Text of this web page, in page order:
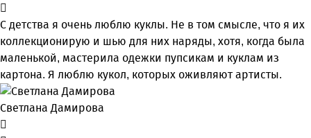
С детства я очень люблю куклы. Не в том смысле, что я их
коллекционирую и шью для них наряды, хотя, когда была
маленькой, мастерила одежки пупсикам и куклам из
картона. Я люблю кукол, которых оживляют артисты.
Светлана Дамирова